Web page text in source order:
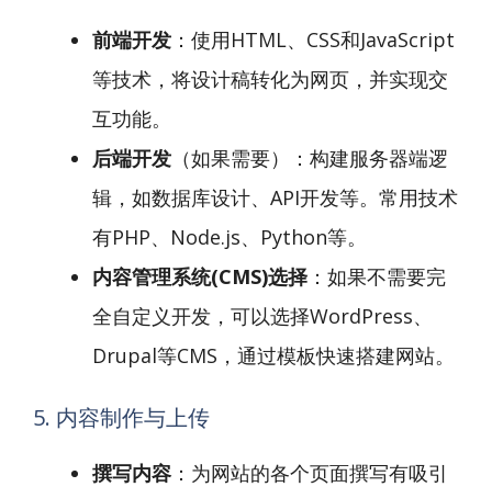
前端开发 ：使用HTML、CSS和JavaScript
等技术，将设计稿转化为网页，并实现交
互功能。
后端开发 （如果需要）：构建服务器端逻
辑，如数据库设计、API开发等。常用技术
有PHP、Node.js、Python等。
内容管理系统(CMS)选择 ：如果不需要完
全自定义开发，可以选择WordPress、
Drupal等CMS，通过模板快速搭建网站。
5. 内容制作与上传
撰写内容 ：为网站的各个页面撰写有吸引